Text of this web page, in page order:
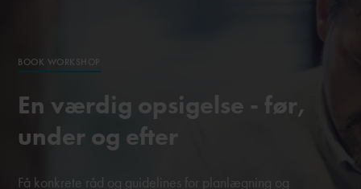
BOOK WORKSHOP
En værdig opsigelse - før,
under og efter
Få konkrete råd og guidelines for planlægning og